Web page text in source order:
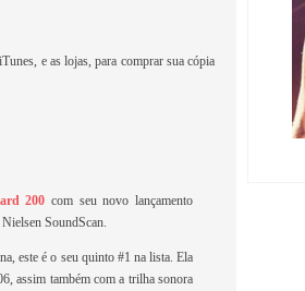
e as lojas, para comprar sua cópia
200 com seu novo lançamento
Nielsen SoundScan.
este é o seu quinto #1 na lista. Ela
assim também com a trilha sonora